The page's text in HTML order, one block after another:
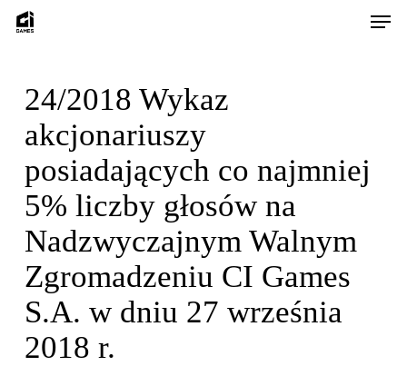
Skip
24/2018 Wykaz
akcjonariuszy
posiadających co najmniej
5% liczby głosów na
Nadzwyczajnym Walnym
Zgromadzeniu CI Games
S.A. w dniu 27 września
2018 r.